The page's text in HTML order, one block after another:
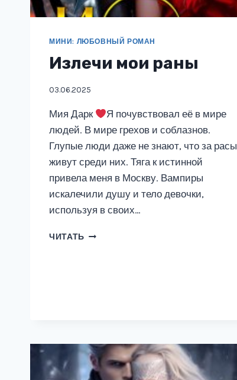
МИНИ: ЛЮБОВНЫЙ РОМАН
Излечи мои раны
03.06.2025
Мия Дарк
Я почувствовал её в мире
людей. В мире грехов и соблазнов.
Глупые люди даже не знают, что за расы
живут среди них. Тяга к истинной
привела меня в Москву. Вампиры
искалечили душу и тело девочки,
используя в своих…
ЧИТАТЬ ИЗЛЕЧИ